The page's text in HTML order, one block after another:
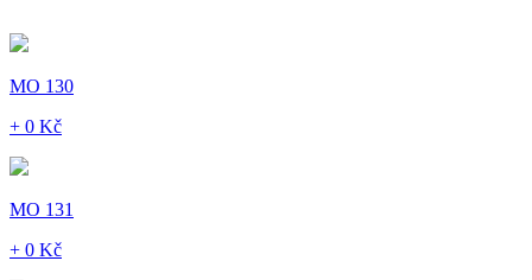
MO 130
+ 0 Kč
MO 131
+ 0 Kč